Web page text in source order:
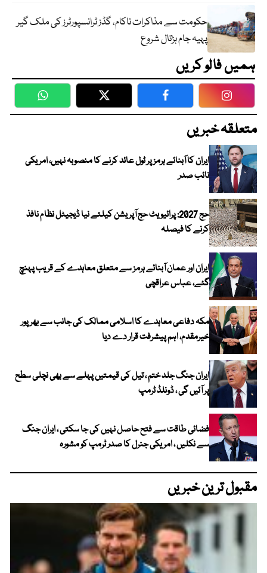
حکومت سے مذاکرات ناکام، گڈز ٹرانسپورٹرز کی ملک گیر
پہیہ جام ہڑتال شروع
ہمیں فالو کریں
WhatsApp Twitter Facebook
متعلقہ خبریں
ایران کا آبنائے ہرمز پر ٹول عائد کرنے کا منصوبہ نہیں، امریکی
نائب صدر
حج 2027: پرائیویٹ حج آپریشن کیلئے نیا ڈیجیٹل نظام نافذ
کرنے کا فیصلہ
ایران اور عمان آبنائے ہرمز سے متعلق معاہدے کے قریب پہنچ
گئے، عباس عراقچی
مکہ دفاعی معاہدے کا اسلامی ممالک کی جانب سے بھرپور
خیرمقدم، اہم پیشرفت قرار دے دیا
ایران جنگ جلد ختم ، تیل کی قیمتیں پہلے سے بھی نچلی سطح
پر آئیں گی ، ڈونلڈ ٹرمپ
فضائی طاقت سے فتح حاصل نہیں کی جا سکتی ، ایران جنگ
سے نکلیں ، امریکی جنرل کا صدر ٹرمپ کو مشورہ
مقبول ترین خبریں